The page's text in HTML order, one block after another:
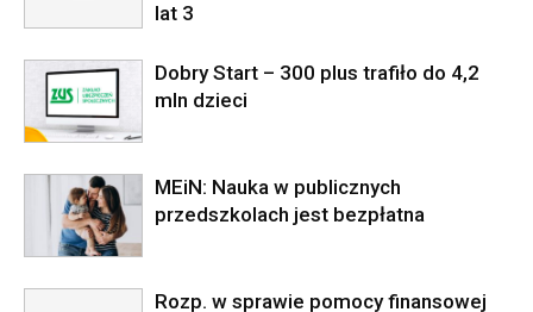
lat 3
Dobry Start – 300 plus trafiło do 4,2
mln dzieci
MEiN: Nauka w publicznych
przedszkolach jest bezpłatna
Rozp. w sprawie pomocy finansowej